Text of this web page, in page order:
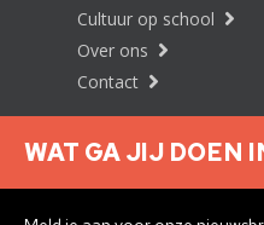
Cultuur op school
Over ons
Contact
Nieuwsbrief
WAT GA JIJ DOEN